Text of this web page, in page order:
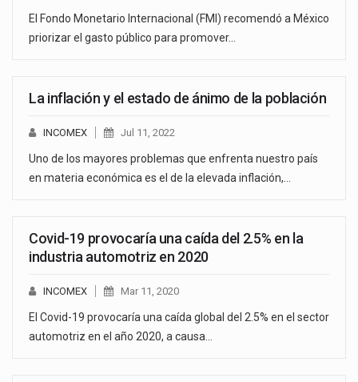
El Fondo Monetario Internacional (FMI) recomendó a México
priorizar el gasto público para promover…
La inflación y el estado de ánimo de la población
INCOMEX Jul 11, 2022
Uno de los mayores problemas que enfrenta nuestro país
en materia económica es el de la elevada inflación,…
Covid-19 provocaría una caída del 2.5% en la
industria automotriz en 2020
INCOMEX Mar 11, 2020
El Covid-19 provocaría una caída global del 2.5% en el sector
automotriz en el año 2020, a causa…